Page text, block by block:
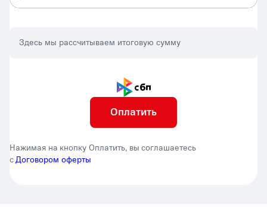
Здесь мы рассчитываем итоговую сумму
Нажимая на кнопку Оплатить, вы соглашаетесь
сДоговором оферты
Оплатить